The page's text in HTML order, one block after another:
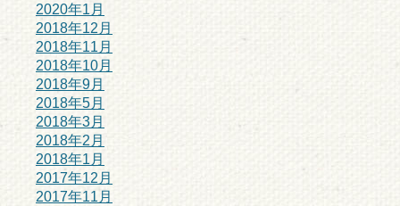
2020年1月
2018年12月
2018年11月
2018年10月
2018年9月
2018年5月
2018年3月
2018年2月
2018年1月
2017年12月
2017年11月